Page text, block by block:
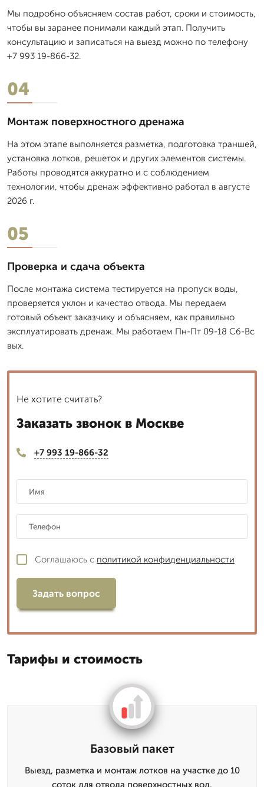
Мы подробно объясняем состав работ, сроки и стоимость,
чтобы вы заранее понимали каждый этап. Получить
консультацию и записаться на выезд можно по телефону
+7 993 19-866-32.
04
Монтаж поверхностного дренажа
На этом этапе выполняется разметка, подготовка траншей,
установка лотков, решеток и других элементов системы.
Работы проводятся аккуратно и с соблюдением
технологии, чтобы дренаж эффективно работал в августе
2026 г.
05
Проверка и сдача объекта
После монтажа система тестируется на пропуск воды,
проверяется уклон и качество отвода. Мы передаем
готовый объект заказчику и объясняем, как правильно
эксплуатировать дренаж. Мы работаем Пн-Пт 09-18 Сб-Вс
вых.
Не хотите считать?
Заказать звонок в Москве
+7 993 19-866-32
Соглашаюсь с политикой конфиденциальности
Задать вопрос
Тарифы и стоимость
Базовый пакет
Выезд, разметка и монтаж лотков на участке до 10
соток для отвода поверхностных вод.